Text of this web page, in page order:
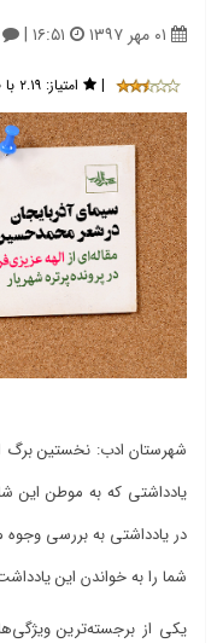
۰۱ مهر ۱۳۹۷ ۱۶:۵۱ |
| امتیاز: ۲.۱۹ با ۸۰ رای
شهرستان ادب: نخستین برگ
یادداشتی که به موطن این
در یادداشتی به بررسی وجوه
شما را به خواندن این
یکی از برجسته‌ترین